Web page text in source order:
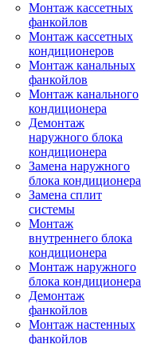
Монтаж кассетных
фанкойлов
Монтаж кассетных
кондиционеров
Монтаж канальных
фанкойлов
Монтаж канального
кондиционера
Демонтаж
наружного блока
кондиционера
Замена наружного
блока кондиционера
Замена сплит
системы
Монтаж
внутреннего блока
кондиционера
Монтаж наружного
блока кондиционера
Демонтаж
фанкойлов
Монтаж настенных
фанкойлов